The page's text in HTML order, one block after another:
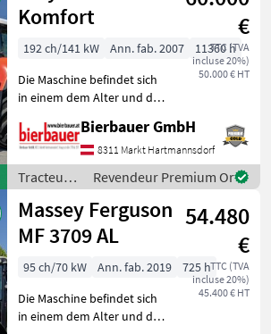
Komfort
€
TTC (TVA
incluse 20%)
50.000 € HT
192 ch/141 kW Ann. fab. 2007
11360 h
Die Maschine befindet sich
in einem dem Alter und der
Zustand und kann nach
telefonischer Vereinbarung
gerne vor Ort besichtigt
und geprüft we
Bierbauer GmbH
8311 Markt Hartmannsdorf
Tracteurs
/ Steyr
Revendeur Premium Or
Massey Ferguson
MF 3709 AL
54.480
€
TTC (TVA
incluse 20%)
45.400 € HT
95 ch/70 kW Ann. fab. 2019
725 h
Die Maschine befindet sich
in einem dem Alter und der